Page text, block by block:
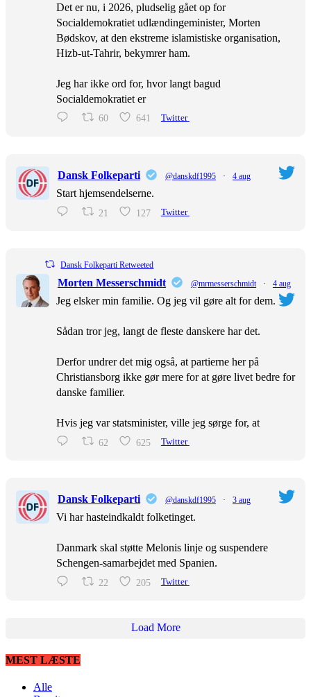
Det er nu, i 2026, pludselig gået op for
Socialdemokratiet udlændingeminister, Morten
Bødskov, at den ekstreme islamistiske organisation,
Hizb-ut-Tahrir, bekymrer ham.
Jeg har ikke ord for, hvor langt bagud
Socialdemokratiet er
60 641 Twitter
Dansk Folkeparti @danskdf1995 · 4 aug
Start hjemsendelserne.
21 127 Twitter
Dansk Folkeparti Retweeted
Morten Messerschmidt @mrmesserschmidt · 4 aug
Jeg elsker min familie. Og jeg vil gøre alt for dem.
Sådan tror jeg, langt de fleste danskere har det.
Derfor undrer det mig også, at partierne her på
Christiansborg ikke gør mere for at gøre livet bedre for
danske familier.
Hvis jeg var statsminister, ville jeg sørge for, at
62 625 Twitter
Dansk Folkeparti @danskdf1995 · 3 aug
Vi har hasteindkaldt folketinget.
Danmark skal støtte Melonis linje og suspendere
Schengen-samarbejdet med Spanien.
22 205 Twitter
Load More
MEST LÆSTE
Alle